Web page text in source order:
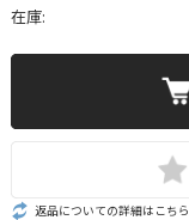
在庫:
返品についての詳細はこちら